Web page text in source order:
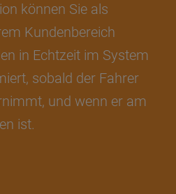
können Sie als
Kundenbereich
in Echtzeit im System
sobald der Fahrer
und wenn er am
ist.